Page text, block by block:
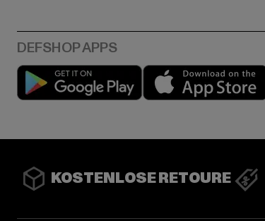
Play market
KOSTENLOSE RETOURE